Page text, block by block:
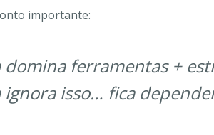
importante:
domina ferramentas +
ignora isso… fica